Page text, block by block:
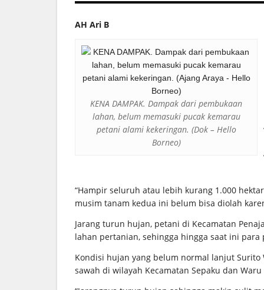
AH Ari B
KENA DAMPAK. Dampak dari pembukaan
lahan, belum memasuki pucak kemarau
petani alami kekeringan. (Dok – Hello
Borneo)
“Hampir seluruh atau lebih kurang 1.000
musim tanam kedua ini belum bisa diolah
Jarang turun hujan, petani di Kecamatan
lahan pertanian, sehingga hingga saat ini
Kondisi hujan yang belum normal lanjut
sawah di wilayah Kecamatan Sepaku dan